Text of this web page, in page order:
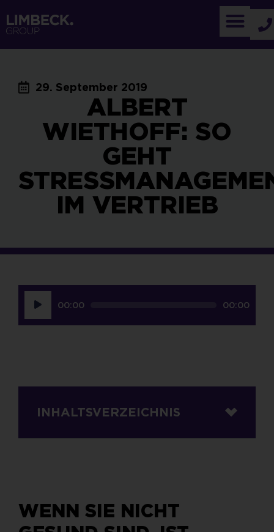
29. September 2019
ALBERT
WIETHOFF: SO
GEHT
IM VERTRIEB
Audio-
Player
00:00 00:00
INHALTSVERZEICHNIS
WENN SIE NICHT